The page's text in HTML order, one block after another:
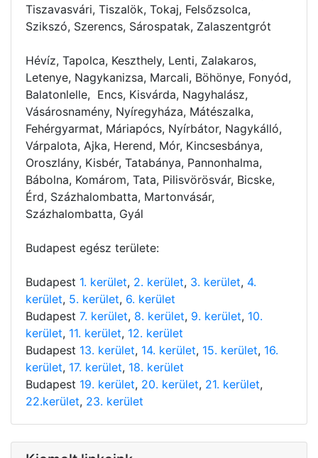
Tiszavasvári, Tiszalök, Tokaj, Felsőzsolca,
Szikszó, Szerencs, Sárospatak, Zalaszentgrót
Hévíz, Tapolca, Keszthely, Lenti, Zalakaros,
Letenye, Nagykanizsa, Marcali, Böhönye, Fonyód,
Balatonlelle, Encs, Kisvárda, Nagyhalász,
Vásárosnamény, Nyíregyháza, Mátészalka,
Fehérgyarmat, Máriapócs, Nyírbátor, Nagykálló,
Várpalota, Ajka, Herend, Mór, Kincsesbánya,
Oroszlány, Kisbér, Tatabánya, Pannonhalma,
Bábolna, Komárom, Tata, Pilisvörösvár, Bicske,
Érd, Százhalombatta, Martonvásár,
Százhalombatta, Gyál
Budapest egész területe:
Budapest 1. kerület, 2. kerület, 3. kerület, 4.
kerület, 5. kerület, 6. kerület
Budapest 7. kerület, 8. kerület, 9. kerület, 10.
kerület, 11. kerület, 12. kerület
Budapest 13. kerület, 14. kerület, 15. kerület, 16.
kerület, 17. kerület, 18. kerület
Budapest 19. kerület, 20. kerület, 21. kerület,
22.kerület, 23. kerület